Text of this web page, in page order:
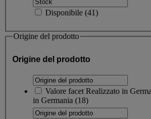
Disponibile (41)
Origine del prodotto
Origine del prodotto
Valore facet Realizzato in
in Germania (18)